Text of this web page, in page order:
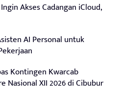
Akses Cadangan iCloud,
AI Personal untuk
Kontingen Kwarcab
Nasional XII 2026 di Cibubur